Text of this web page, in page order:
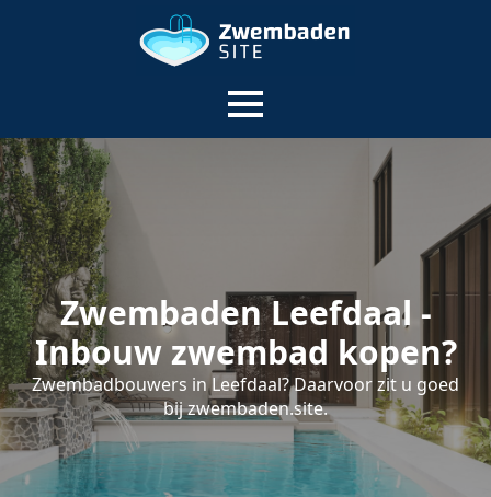
Zwembaden Leefdaal -
Inbouw zwembad kopen?
Zwembadbouwers in Leefdaal? Daarvoor zit u goed
bij zwembaden.site.